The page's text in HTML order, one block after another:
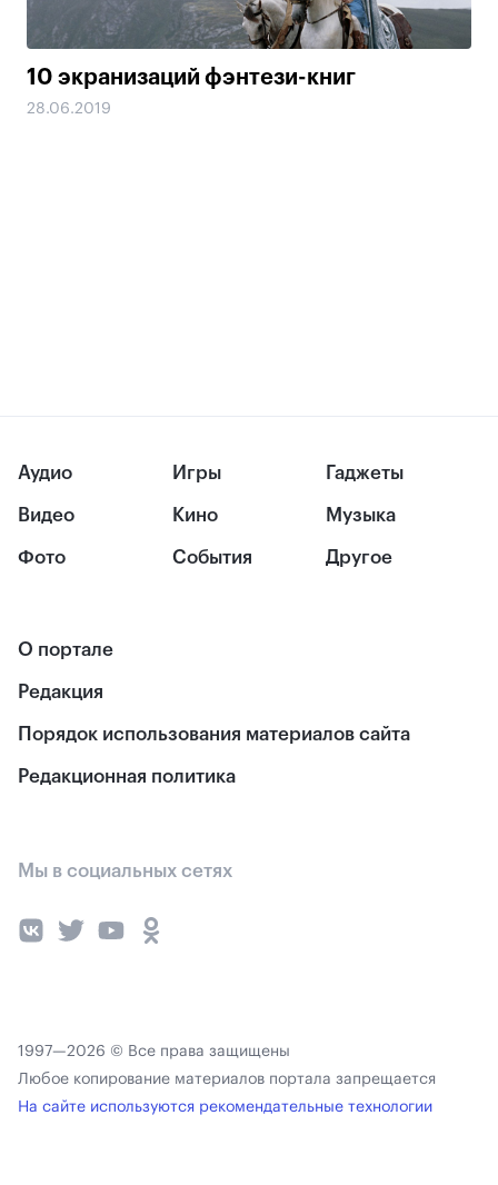
10 экранизаций фэнтези-книг
28.06.2019
Аудио
Видео
Фото
Игры
Кино
События
Гаджеты
Музыка
Другое
О портале
Редакция
Порядок использования материалов сайта
Редакционная политика
Мы в социальных сетях
1997—2026 © Все права защищены
Любое копирование материалов портала запрещается
На сайте используются рекомендательные технологии